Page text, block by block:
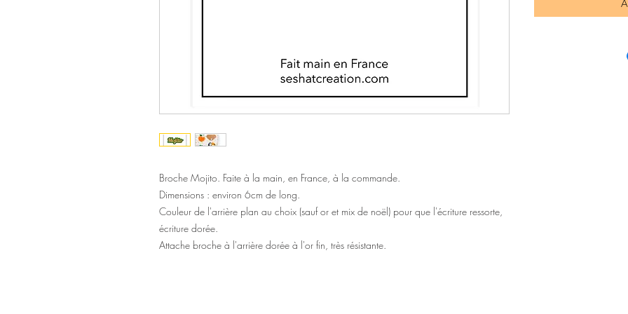
Broche Mojito. Faite à la main, en France, à la commande.
Dimensions : environ 6cm de long.
Couleur de l'arrière plan au choix (sauf or et mix de noël) pour que l'écriture ressorte,
écriture dorée.
Attache broche à l'arrière dorée à l'or fin, très résistante.